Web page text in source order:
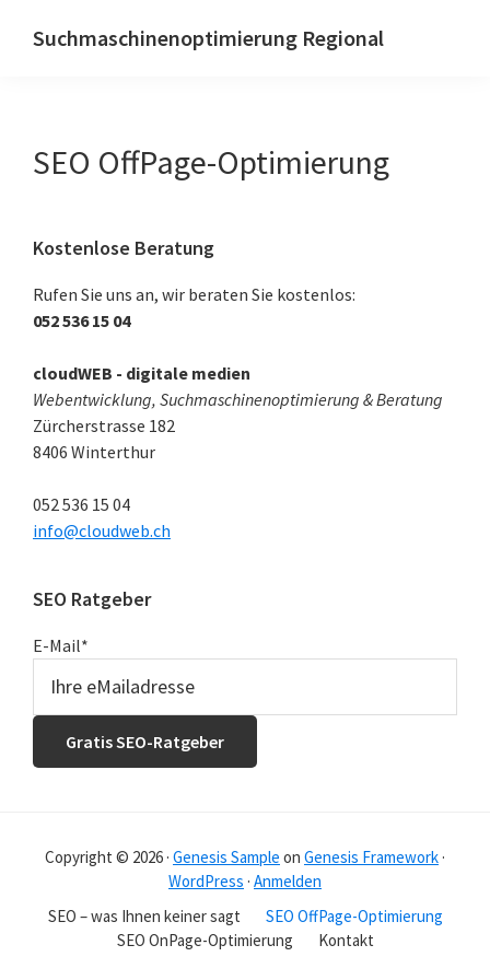
Hauptnavigation
Hauptsidebar
Suchmaschinenoptimierung Regional
gefunden
Local
SEO
SEO OffPage-Optimierung
Haupt-
Sidebar
Kostenlose Beratung
Rufen Sie uns an, wir beraten Sie kostenlos:
052 536 15 04
cloudWEB - digitale medien
Webentwicklung, Suchmaschinenoptimierung & Beratung
Zürcherstrasse 182
8406 Winterthur
052 536 15 04
info@cloudweb.ch
SEO Ratgeber
E-Mail*
Copyright © 2026 · Genesis Sample on Genesis Framework ·
WordPress · Anmelden
SEO – was Ihnen keiner sagt
SEO OffPage-Optimierung
SEO OnPage-Optimierung
Kontakt